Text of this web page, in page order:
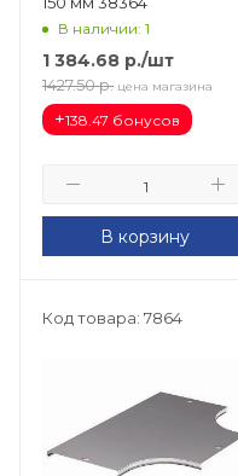
В наличии: 1
1 384.68 р./шт
1427.50 р. цена магазина
+138.47 бонусов
В корзину
Код товара: 7864